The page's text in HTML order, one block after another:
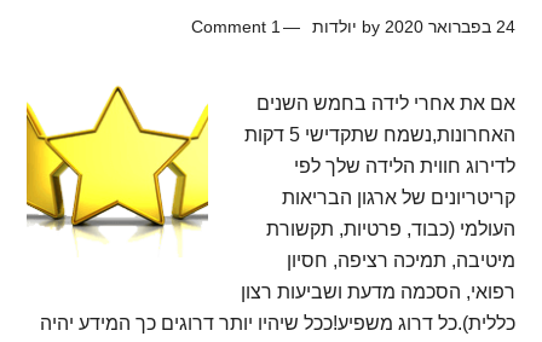
24 בפברואר 2020 by יולדות 1 Comment
אם את אחרי לידה בחמש השנים
האחרונות,נשמח שתקדישי 5 דקות
לדירוג חווית הלידה שלך לפי
קריטריונים של ארגון הבריאות
העולמי (כבוד, פרטיות, תקשורת
מיטיבה, תמיכה רציפה, חסיון
רפואי, הסכמה מדעת ושביעות רצון
כללית).כל דרוג משפיע!ככל שיהיו יותר דרוגים כך המידע יהיה